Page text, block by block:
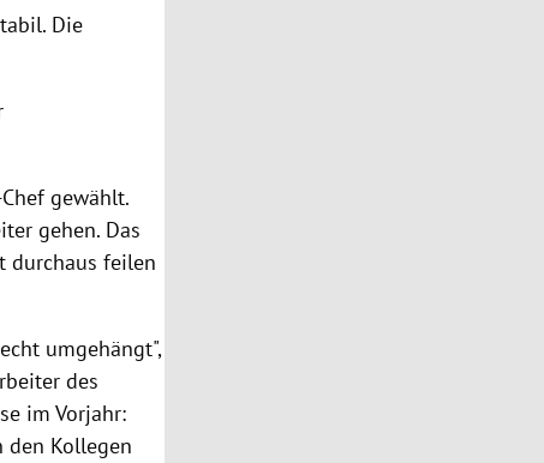
Die
gewählt.
gehen. Das
durchaus feilen
umgehängt",
des
im Vorjahr:
den Kollegen